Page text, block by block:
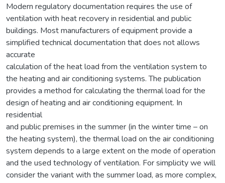
Modern regulatory documentation requires the use of
ventilation with heat recovery in residential and public
buildings. Most manufacturers of equipment provide a
simplified technical documentation that does not allows
accurate
calculation of the heat load from the ventilation system to
the heating and air conditioning systems. The publication
provides a method for calculating the thermal load for the
design of heating and air conditioning equipment. In
residential
and public premises in the summer (in the winter time – on
the heating system), the thermal load on the air conditioning
system depends to a large extent on the mode of operation
and the used technology of ventilation. For simplicity we will
consider the variant with the summer load, as more complex,